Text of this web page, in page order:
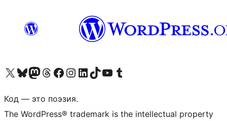
Посетите нас в X (ранее Twitter)
Посетите нашу учётную запись в Bluesky
Посетите нашу ленту в Mastodon
Посетите нашу учётную запись в Threads
Посетите нашу страницу на Facebook
Посетите наш Instagram
Посетите нашу страницу в LinkedIn
Посетите нашу учётную запись в TikTok
Посетите наш канал YouTube
Посетите нашу учётную запись в Tumblr
Код — это поэзия.
The WordPress® trademark is the intellectual property